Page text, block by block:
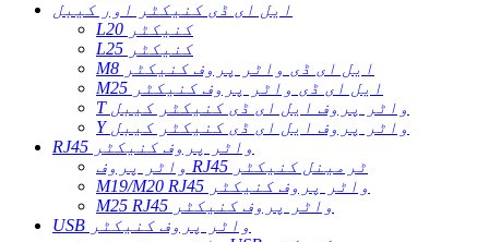
ایل ای ڈی کنیکٹر اور کیبل
L20 کنیکٹر
L25 کنیکٹر
M8 ایل ای ڈی واٹر پروف کنیکٹر
M25 ایل ای ڈی واٹر پروف کنیکٹر
T واٹر پروف ایل ای ڈی کنیکٹر کیبل
Y واٹر پروف ایل ای ڈی کنیکٹر کیبل
RJ45 واٹر پروف کنیکٹر
واٹر پروف RJ45 ٹرمینل کنیکٹر
M19/M20 RJ45 واٹر پروف کنیکٹر
M25 RJ45 واٹر پروف کنیکٹر
USB واٹر پروف کنیکٹر